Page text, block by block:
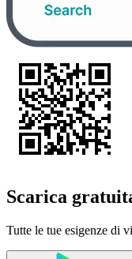
Scarica
Tutte le tue esigenze di